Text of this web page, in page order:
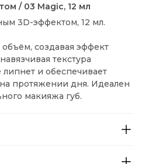
/ 03 Magic, 12 мл
3D-эффектом, 12 мл.
создавая эффект
текстура
и обеспечивает
протяжении дня. Идеален
макияжа губ.